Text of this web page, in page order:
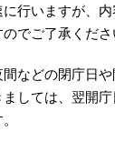
行いますが、
でご了承くださ
などの閉庁日
しては、翌開